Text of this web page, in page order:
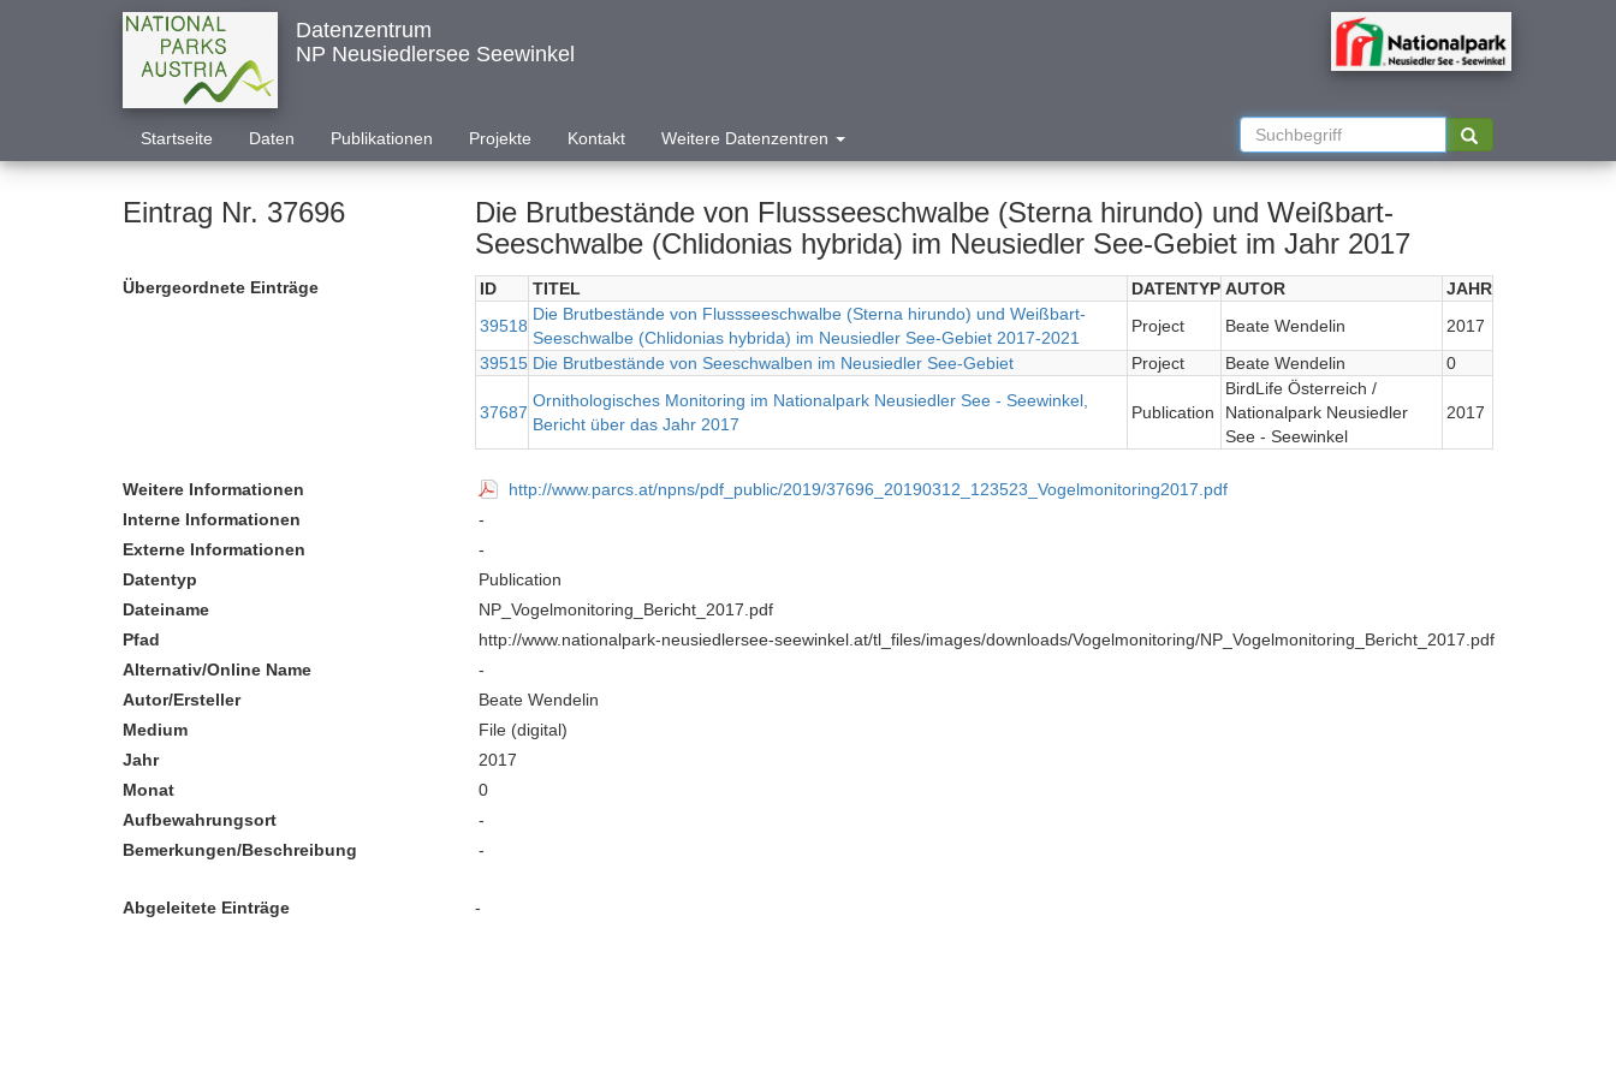
Datenzentrum
NP Neusiedlersee Seewinkel
Startseite Daten Publikationen Projekte Kontakt Weitere Datenzentren
Eintrag Nr. 37696
Die Brutbestände von Flussseeschwalbe (Sterna hirundo) und Weißbart-
Seeschwalbe (Chlidonias hybrida) im Neusiedler See-Gebiet im Jahr 2017
Übergeordnete Einträge ID TITEL DATENTYP AUTOR
JAHR
39518
Die Brutbestände von Flussseeschwalbe (Sterna hirundo) und Weißbart-
Seeschwalbe (Chlidonias hybrida) im Neusiedler See-Gebiet 2017-2021
Project Beate Wendelin
2017
39515 Die Brutbestände von Seeschwalben im Neusiedler See-Gebiet Project Beate Wendelin 0
37687
Ornithologisches Monitoring im Nationalpark Neusiedler See - Seewinkel,
Bericht über das Jahr 2017
Publication
BirdLife Österreich /
Nationalpark Neusiedler
See - Seewinkel
2017
Weitere Informationen
http://www.parcs.at/npns/pdf_public/2019/37696_20190312_123523_Vogelmonitoring2017.pdf
Interne Informationen
-
Externe Informationen
-
Datentyp
Publication
Dateiname
NP_Vogelmonitoring_Bericht_2017.pdf
Pfad
http://www.nationalpark-neusiedlersee-seewinkel.at/tl_files/images/downloads/Vogelmonitoring/NP_Vogelmonitoring_Bericht_2017.pdf
Alternativ/Online Name
-
Autor/Ersteller
Beate Wendelin
Medium
File (digital)
Jahr
2017
Monat
0
Aufbewahrungsort
-
Bemerkungen/Beschreibung
-
Abgeleitete Einträge -